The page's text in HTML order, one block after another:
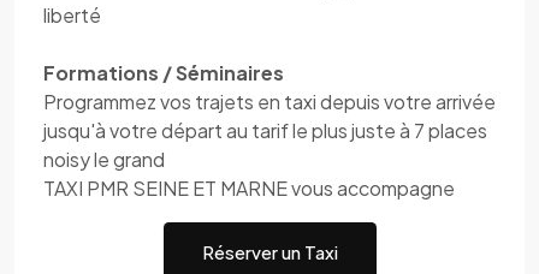
liberté
Formations / Séminaires
Programmez vos trajets en taxi depuis votre arrivée
jusqu'à votre départ au tarif le plus juste à 7 places
noisy le grand
TAXI PMR SEINE ET MARNE vous accompagne
Réserver un Taxi